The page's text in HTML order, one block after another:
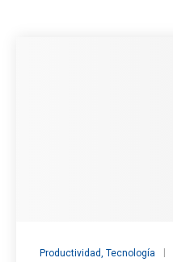
Productividad, Tecnología